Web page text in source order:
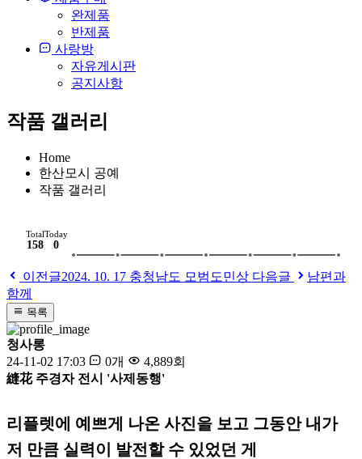
완제품
반제품
사랑방
자유게시판
공지사항
작품 갤러리
Home
한산모시 공예
작품 갤러리
Total
158
Today
0
이전글2024. 10. 17 충청남도 모범도민상 다음글
남편과
함께
목록
청사롱
24-11-02 17:03
0개
4,889회
縫花 주경자 전시 '사제동행'
리플렛에 예쁘게 나온 사진을 보고 그동안 내가
저 만큼 실력이 발전할 수 있었던 게